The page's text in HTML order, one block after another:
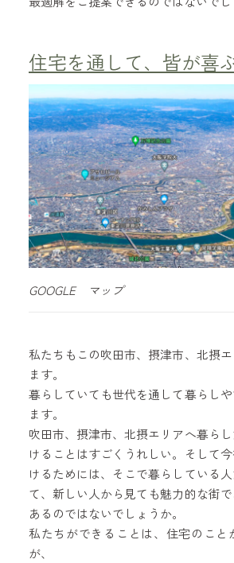
住宅を通して、皆が喜
GOOGLE マップ
私たちもこの吹田市、摂津市、北摂
ます。
暮らしていても世代を通して暮らし
ます。
吹田市、摂津市、北摂エリアへ暮ら
けることはすごくうれしい。そして
けるためには、そこで暮らしている
て、新しい人から見ても魅力的な街
あるのではないでしょうか。
私たちができることは、住宅のこと
が、